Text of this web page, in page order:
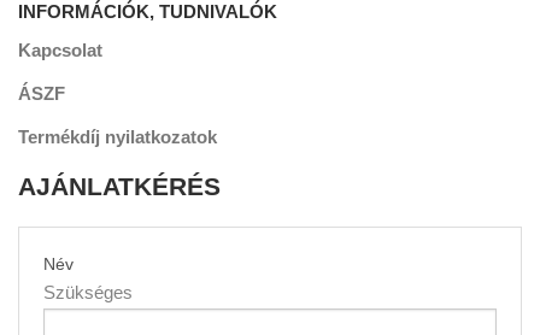
INFORMÁCIÓK, TUDNIVALÓK
Kapcsolat
ÁSZF
Termékdíj nyilatkozatok
AJÁNLATKÉRÉS
Név
Szükséges